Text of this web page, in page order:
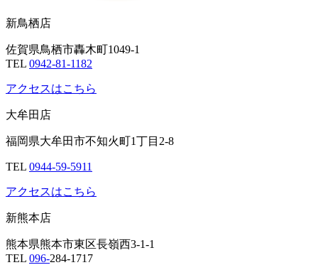
新鳥栖店
佐賀県鳥栖市轟木町1049-1
TEL 0942-81-1182
アクセスはこちら
大牟田店
福岡県大牟田市不知火町1丁目2-8
TEL 0944-59-5911
アクセスはこちら
新熊本店
熊本県熊本市東区長嶺西3-1-1
TEL 096-284-1717